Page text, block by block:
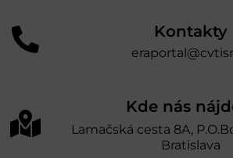
Kontakty
Kde nás
Lamačská cesta 8A,
Bratislava